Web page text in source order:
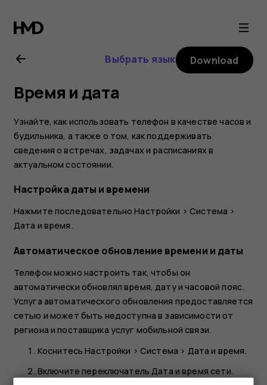
Nokia
2.1
user
guide
Выбрать язык Download
Время и дата
Узнайте, как использовать телефон в качестве часов и
будильника, а также о том, как поддерживать
сведения о встречах, задачах и расписаниях в
актуальном состоянии.
Настройка даты и времени
Нажмите последовательноНастройки >Система >
Дата и время.
Автоматическое обновление времени и даты
Телефон можно настроить так, чтобы он
автоматически обновлял время, дату и часовой пояс.
Услуга автоматического обновления предоставляется
сетью и может быть недоступна в зависимости от
региона и поставщика услуг мобильной связи.
КоснитесьНастройки >Система > Дата и время.
Включите переключательДата и время сети.